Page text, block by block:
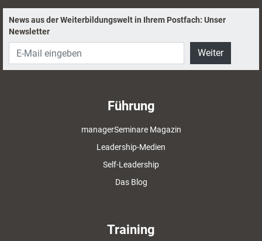
News aus der Weiterbildungswelt in Ihrem Postfach: Unser
Newsletter
Weiter
Führung
managerSeminare Magazin
Leadership-Medien
Self-Leadership
Das Blog
Training